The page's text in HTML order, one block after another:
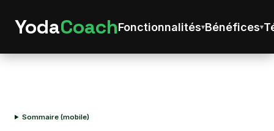
YodaCoachFonctionnalités Bénéfices
Sommaire (mobile)